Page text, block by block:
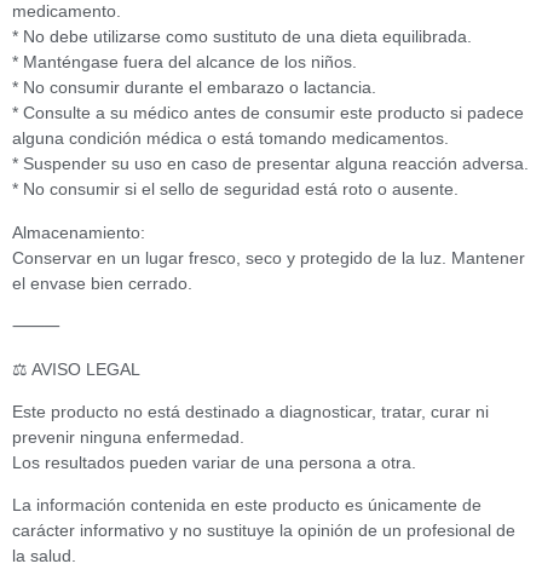
medicamento.
* No debe utilizarse como sustituto de una dieta equilibrada.
* Manténgase fuera del alcance de los niños.
* No consumir durante el embarazo o lactancia.
* Consulte a su médico antes de consumir este producto si padece
alguna condición médica o está tomando medicamentos.
* Suspender su uso en caso de presentar alguna reacción adversa.
* No consumir si el sello de seguridad está roto o ausente.
Almacenamiento:
Conservar en un lugar fresco, seco y protegido de la luz. Mantener
el envase bien cerrado.
⸻
⚖️ AVISO LEGAL
Este producto no está destinado a diagnosticar, tratar, curar ni
prevenir ninguna enfermedad.
Los resultados pueden variar de una persona a otra.
La información contenida en este producto es únicamente de
carácter informativo y no sustituye la opinión de un profesional de
la salud.